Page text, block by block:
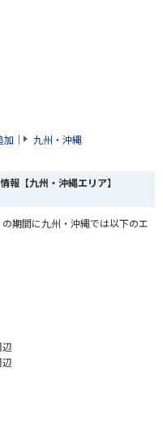
加 ｜ 九州・沖縄
報【九州・沖縄エリア】
の期間に九州・沖縄では以下のエ